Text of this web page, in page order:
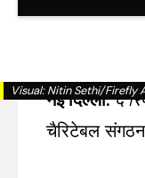
Visual:Nitin Sethi/Firefly
नई दिल्ली:द
चैरिटेबल संगठन